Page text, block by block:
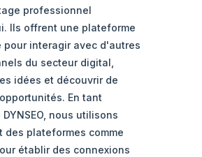
professionnel
Ils offrent une plateforme
pour interagir avec d'autres
du secteur digital,
idées et découvrir de
En tant
nous utilisons
des plateformes comme
établir des connexions